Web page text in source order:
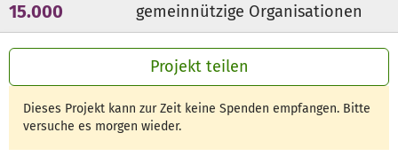
Projekt teilen
Dieses Projekt kann zur Zeit keine Spenden empfangen. Bitte
versuche es morgen wieder.
15.000 gemeinnützige Organisationen
300 Mio € für den guten Zweck